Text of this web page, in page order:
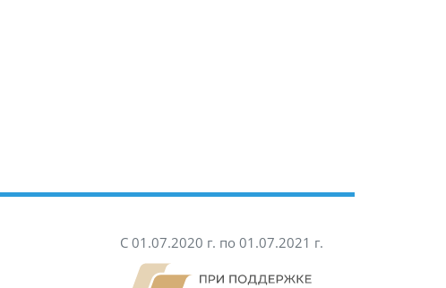
С 01.07.2020 г. по 01.07.2021 г.